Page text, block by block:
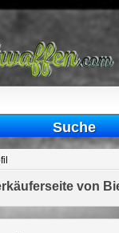
Suche
von